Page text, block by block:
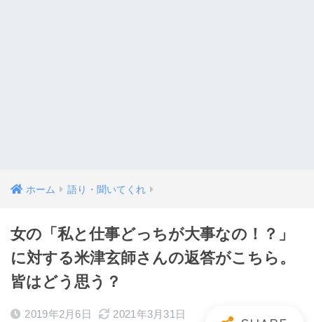
ホーム 語り・聞いてくれ
女の「私と仕事どっちが大事なの！？」
に対する米津玄師さんの返答がこちら。
皆はどう思う？
2019年2月6日 2021年3月31日